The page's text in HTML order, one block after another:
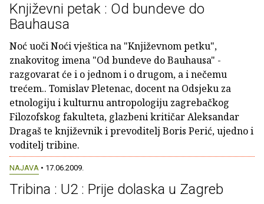
Književni petak : Od bundeve do
Bauhausa
Noć uoči Noći vještica na "Književnom petku",
znakovitog imena "Od bundeve do Bauhausa" -
razgovarat će i o jednom i o drugom, a i nečemu
trećem.. Tomislav Pletenac, docent na Odsjeku za
etnologiju i kulturnu antropologiju zagrebačkog
Filozofskog fakulteta, glazbeni kritičar Aleksandar
Dragaš te književnik i prevoditelj Boris Perić, ujedno i
voditelj tribine.
NAJAVA • 17.06.2009.
Tribina : U2 : Prije dolaska u Zagreb